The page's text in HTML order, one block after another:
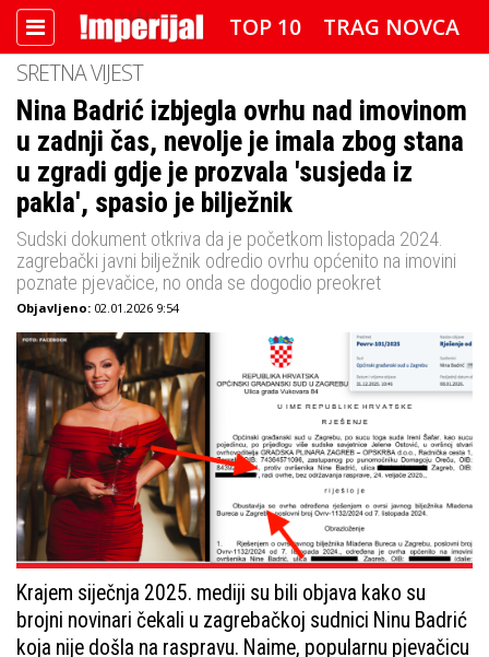
TOP 10
TRAG NOVCA
DETEKTOR
IMPERIJAL VIDEO
RADAR
IMPERIJAL & FREETIME
IMPERIJALOVE POZNATE FACE
SRETNA VIJEST
Nina Badrić izbjegla ovrhu nad imovinom
u zadnji čas, nevolje je imala zbog stana
u zgradi gdje je prozvala 'susjeda iz
pakla', spasio je bilježnik
Sudski dokument otkriva da je početkom listopada 2024.
zagrebački javni bilježnik odredio ovrhu općenito na imovini
poznate pjevačice, no onda se dogodio preokret
Objavljeno: 02.01.2026 9:54
Krajem siječnja 2025. mediji su bili objava kako su
brojni novinari čekali u zagrebačkoj sudnici Ninu Badrić
koja nije došla na raspravu. Naime, popularnu pjevačicu